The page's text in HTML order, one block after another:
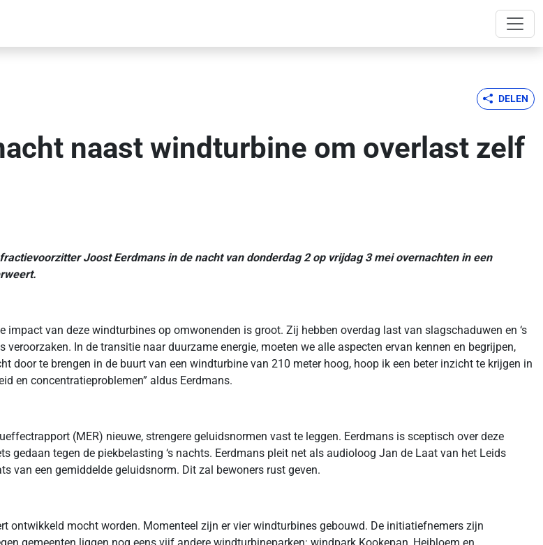
DELEN
naast windturbine om overlast zelf
Joost Eerdmans in de nacht van donderdag 2 op vrijdag 3 mei overnachten in een
van deze windturbines op omwonenden is groot. Zij hebben overdag last van slagschaduwen en ‘s
In de transitie naar duurzame energie, moeten we alle aspecten ervan kennen en begrijpen,
door te brengen in de buurt van een windturbine van 210 meter hoog, hoop ik een beter inzicht te krijgen in
en concentratieproblemen” aldus Eerdmans.
(MER) nieuwe, strengere geluidsnormen vast te leggen. Eerdmans is sceptisch over deze
gedaan tegen de piekbelasting ‘s nachts. Eerdmans pleit net als audioloog Jan de Laat van het Leids
van een gemiddelde geluidsnorm. Dit zal bewoners rust geven.
ontwikkeld mocht worden. Momenteel zijn er vier windturbines gebouwd. De initiatiefnemers zijn